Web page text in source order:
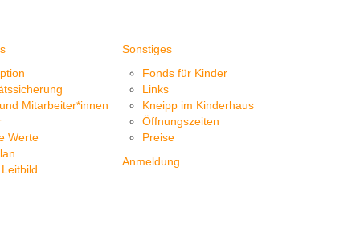
Mitarbeiter*innen
Werte
Sonstiges
Fonds für Kinder
Links
Kneipp im Kinderhaus
Öffnungszeiten
Preise
Anmeldung